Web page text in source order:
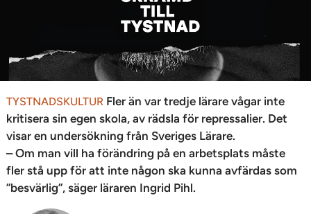
TYSTNADSKULTUR Fler än var tredje lärare vågar inte
kritisera sin egen skola, av rädsla för repressalier. Det
visar en undersökning från Sveriges Lärare.
– Om man vill ha förändring på en arbetsplats måste
fler stå upp för att inte någon ska kunna avfärdas som
”besvärlig”, säger läraren Ingrid Pihl.